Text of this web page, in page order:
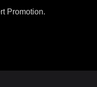
Promotion.